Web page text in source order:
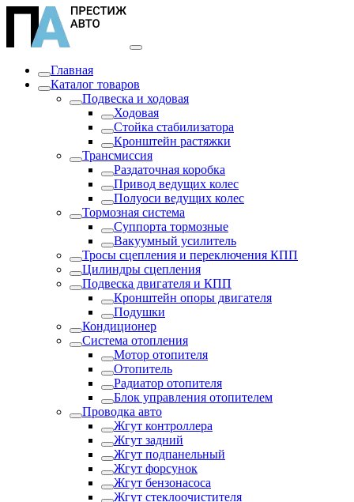
Главная
Каталог товаров
Подвеска и ходовая
Ходовая
Стойка стабилизатора
Кронштейн растяжки
Трансмиссия
Раздаточная коробка
Привод ведущих колес
Полуоси ведущих колес
Тормозная система
Суппорта тормозные
Вакуумный усилитель
Тросы сцепления и переключения КПП
Цилиндры сцепления
Подвеска двигателя и КПП
Кронштейн опоры двигателя
Подушки
Кондиционер
Система отопления
Мотор отопителя
Отопитель
Радиатор отопителя
Блок управления отопителем
Проводка авто
Жгут контроллера
Жгут задний
Жгут подпанельный
Жгут форсунок
Жгут бензонасоса
Жгут стеклоочистителя